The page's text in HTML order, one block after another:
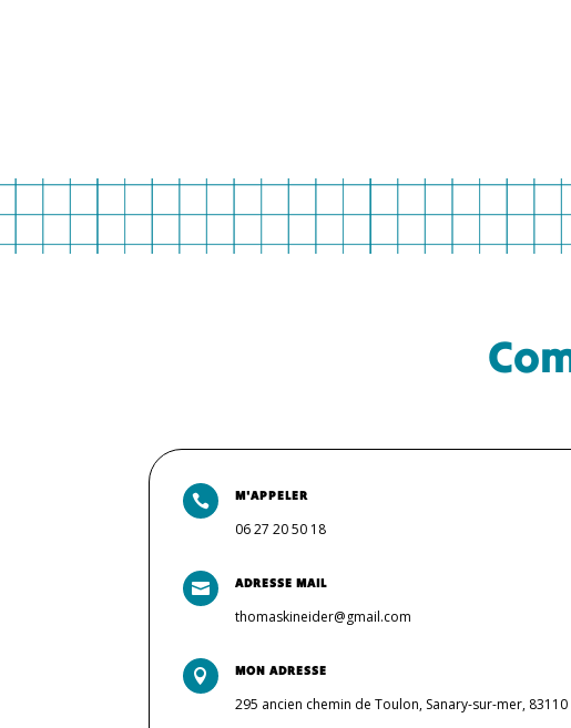
 M'APPELER
06 27 20 50 18
 ADRESSE MAIL
thomaskineider@gmail.com
 MON ADRESSE
295 ancien chemin de Toulon, Sanary-sur-mer, 83110